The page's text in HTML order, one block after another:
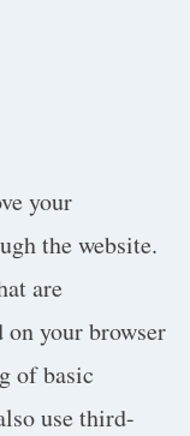
your
the website.
are
on your browser
of basic
use third-